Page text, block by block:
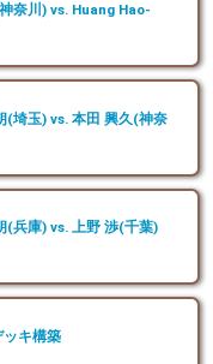
奈川) vs. Huang Hao-
(埼玉) vs. 本田 興久(神奈
(兵庫) vs. 上野 渉(千葉)
キ構築